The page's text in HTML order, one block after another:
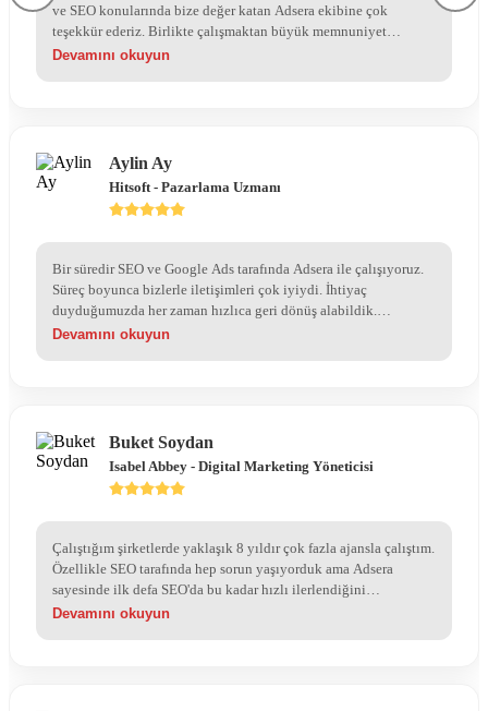
ve SEO konularında bize değer katan Adsera ekibine çok
teşekkür ederiz. Birlikte çalışmaktan büyük memnuniyet
duyuyoruz.
Devamını okuyun
Aylin Ay
Hitsoft - Pazarlama Uzmanı
Bir süredir SEO ve Google Ads tarafında Adsera ile çalışıyoruz.
Süreç boyunca bizlerle iletişimleri çok iyiydi. İhtiyaç
duyduğumuzda her zaman hızlıca geri dönüş alabildik.
Yaptıkları detaylı analizlerle bize doğru yol haritası oluşturdular.
Devamını okuyun
Buket Soydan
Isabel Abbey - Digital Marketing Yöneticisi
Çalıştığım şirketlerde yaklaşık 8 yıldır çok fazla ajansla çalıştım.
Özellikle SEO tarafında hep sorun yaşıyorduk ama Adsera
sayesinde ilk defa SEO'da bu kadar hızlı ilerlendiğini
görüyorum. Çok teşekkür ederim.
Devamını okuyun